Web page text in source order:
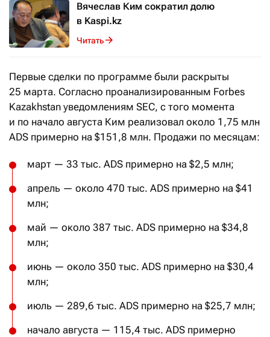
Вячеслав Ким сократил долю
в Kaspi.kz
Читать
Первые сделки по программе были раскрыты
25 марта. Согласно проанализированным Forbes
Kazakhstan уведомлениям SEC, с того момента
и по начало августа Ким реализовал около 1,75 млн
ADS примерно на $151,8 млн. Продажи по месяцам:
март — 33 тыс. ADS примерно на $2,5 млн;
апрель — около 470 тыс. ADS примерно на $41
млн;
май — около 387 тыс. ADS примерно на $34,8
млн;
июнь — около 350 тыс. ADS примерно на $30,4
млн;
июль — 289,6 тыс. ADS примерно на $25,7 млн;
начало августа — 115,4 тыс. ADS примерно